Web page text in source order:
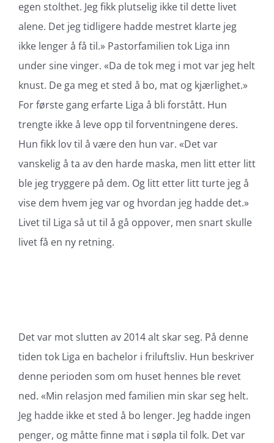
egen stolthet. Jeg fikk plutselig ikke til dette livet
alene. Det jeg tidligere hadde mestret klarte jeg
ikke lenger å få til.» Pastorfamilien tok Liga inn
under sine vinger. «Da de tok meg i mot var jeg helt
knust. De ga meg et sted å bo, mat og kjærlighet.»
For første gang erfarte Liga å bli forstått. Hun
trengte ikke å leve opp til forventningene deres.
Hun fikk lov til å være den hun var. «Det var
vanskelig å ta av den harde maska, men litt etter litt
ble jeg tryggere på dem. Og litt etter litt turte jeg å
vise dem hvem jeg var og hvordan jeg hadde det.»
Livet til Liga så ut til å gå oppover, men snart skulle
livet få en ny retning.
Det var mot slutten av 2014 alt skar seg. På denne
tiden tok Liga en bachelor i friluftsliv. Hun beskriver
denne perioden som om huset hennes ble revet
ned. «Min relasjon med familien min skar seg helt.
Jeg hadde ikke et sted å bo lenger. Jeg hadde ingen
penger, og måtte finne mat i søpla til folk. Det var